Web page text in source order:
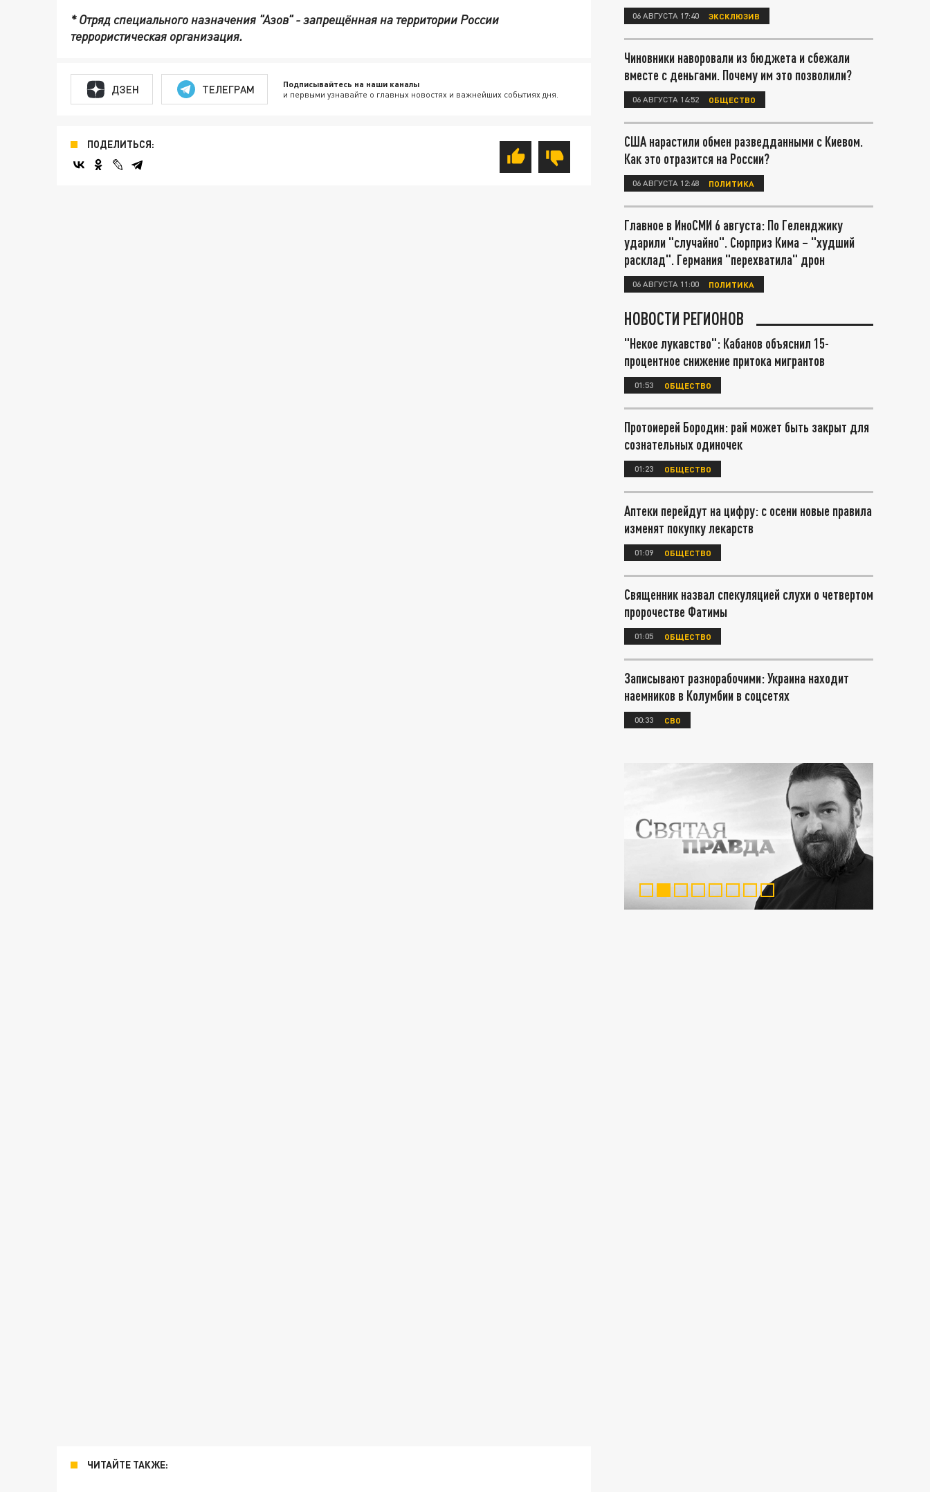
* Отряд специального назначения "Азов" - запрещённая на территории России
террористическая организация.
ДЗЕН ТЕЛЕГРАМ Подписывайтесь на наши каналы
и первыми узнавайте о главных новостях и важнейших событиях дня.
ПОДЕЛИТЬСЯ:
ЧИТАЙТЕ ТАКЖЕ:
06 АВГУСТА 17:40 ЭКСКЛЮЗИВ
Чиновники наворовали из бюджета и сбежали
вместе с деньгами. Почему им это позволили?
06 АВГУСТА 14:52 ОБЩЕСТВО
США нарастили обмен разведданными с Киевом.
Как это отразится на России?
06 АВГУСТА 12:48 ПОЛИТИКА
Главное в ИноСМИ 6 августа: По Геленджику
ударили "случайно". Сюрприз Кима – "худший
расклад". Германия "перехватила" дрон
06 АВГУСТА 11:00 ПОЛИТИКА
НОВОСТИ РЕГИОНОВ
"Некое лукавство": Кабанов объяснил 15-
процентное снижение притока мигрантов
01:53 ОБЩЕСТВО
Протоиерей Бородин: рай может быть закрыт для
сознательных одиночек
01:23 ОБЩЕСТВО
Аптеки перейдут на цифру: с осени новые правила
изменят покупку лекарств
01:09 ОБЩЕСТВО
Священник назвал спекуляцией слухи о четвертом
пророчестве Фатимы
01:05 ОБЩЕСТВО
Записывают разнорабочими: Украина находит
наемников в Колумбии в соцсетях
00:33 СВО